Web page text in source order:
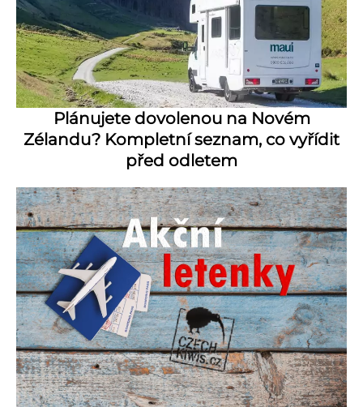
Plánujete dovolenou na Novém
Zélandu? Kompletní seznam, co vyřídit
před odletem